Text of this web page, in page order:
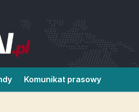
Komunikat prasowy